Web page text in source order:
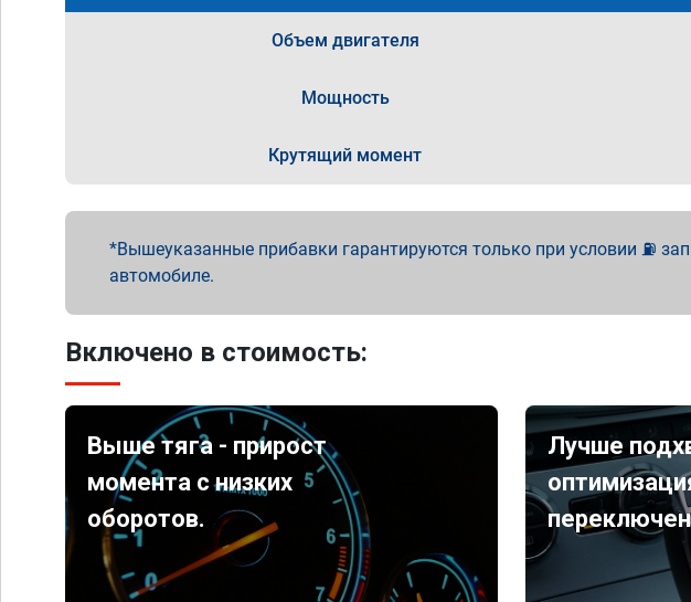
Объем двигателя
Мощность
Крутящий момент
Вышеуказанные прибавки гарантируются только при условии ⛽
автомобиле.
Включено в стоимость:
Выше тяга - прирост
момента с низких
оборотов.
Лучше